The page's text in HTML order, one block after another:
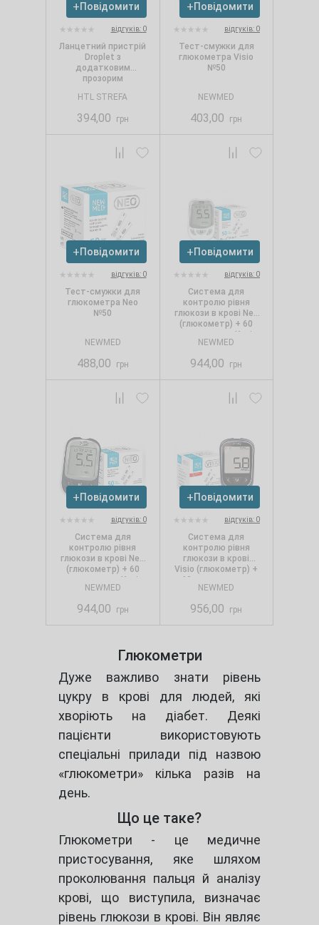
Повідомити
відгуків: 0
Ланцетний пристрій
Droplet з
додатковим
прозорим
HTL STREFA
394,00 грн
Повідомити
відгуків: 0
Тест-смужки для
глюкометра Visio
№50
NEWMED
403,00 грн
Повідомити
відгуків: 0
Тест-смужки для
глюкометра Neo
№50
NEWMED
488,00 грн
Повідомити
відгуків: 0
Система для
контролю рівня
глюкози в крові Neo
(глюкометр) + 60
тест-смужок. Колір:
білий
NEWMED
944,00 грн
Повідомити
відгуків: 0
Система для
контролю рівня
глюкози в крові Neo
(глюкометр) + 60
тест-смужок. Колір:
синій
NEWMED
944,00 грн
Повідомити
відгуків: 0
Система для
контролю рівня
глюкози в крові
Visio (глюкометр) +
60 тест-смужок
NEWMED
956,00 грн
Глюкометри
Дуже важливо знати рівень
цукру в крові для людей, які
хворіють на діабет. Деякі
пацієнти використовують
спеціальні прилади під назвою
«глюкометри» кілька разів на
день.
Що це таке?
Глюкометри - це медичне
пристосування, яке шляхом
проколювання пальця й аналізу
крові, що виступила, визначає
рівень глюкози в крові. Він являє